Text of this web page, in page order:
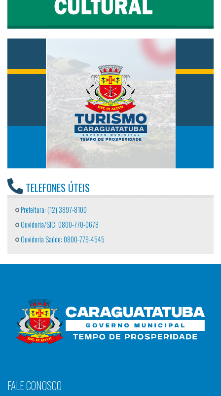
TELEFONES ÚTEIS
Prefeitura: (12) 3897-8100
Ouvidoria/SIC: 0800-770-0678
Ouvidoria Saúde: 0800-779-4545
FALE CONOSCO